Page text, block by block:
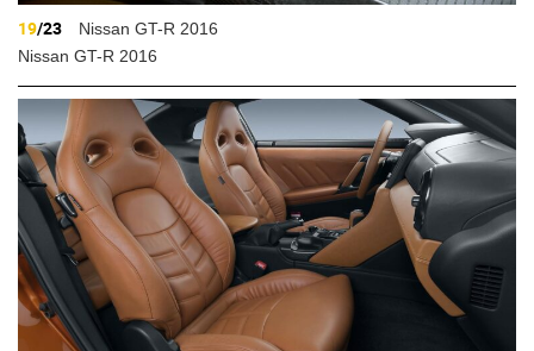
19/23
Nissan GT-R 2016
Nissan GT-R 2016